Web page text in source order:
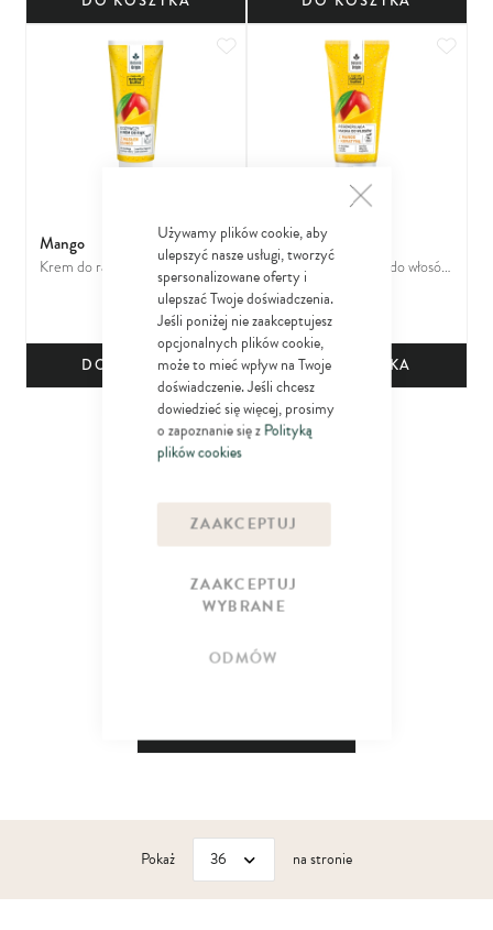
Używamy plików cookie, aby
ulepszyć nasze usługi, tworzyć
spersonalizowane oferty i
ulepszać Twoje doświadczenia.
Jeśli poniżej nie zaakceptujesz
opcjonalnych plików cookie,
może to mieć wpływ na Twoje
doświadczenie. Jeśli chcesz
dowiedzieć się więcej, prosimy
o zapoznanie się zPolityką
plików cookies
ZAAKCEPTUJ
ZAAKCEPTUJ
WYBRANE
ODMÓW
Mango
Krem do rąk z masłem mango
DO KOSZYKA
Dodaj do ulubionych
Mango
Regenerująca Maska do włosów
z mango i keratyną do każdego
rodzaju włosów, w szczególności
zniszczonych
12
DO KOSZYKA
mango i keratyną do każdego
13 19
Pokaż na stronie